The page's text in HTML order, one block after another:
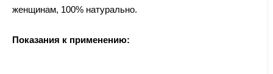
женщинам, 100% натурально.
Показания к применению: